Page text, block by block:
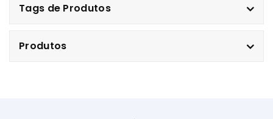
Tags de Produtos
Produtos